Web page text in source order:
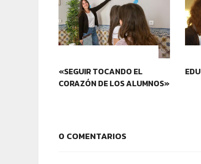
«SEGUIR TOCANDO EL
CORAZÓN DE LOS ALUMNOS»
0 COMENTARIOS